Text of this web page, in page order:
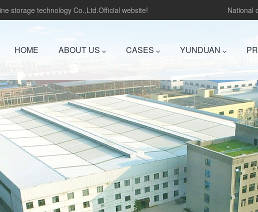
storage technology Co.,Ltd.Official website! National
HOME ABOUT US CASES YUNDUAN